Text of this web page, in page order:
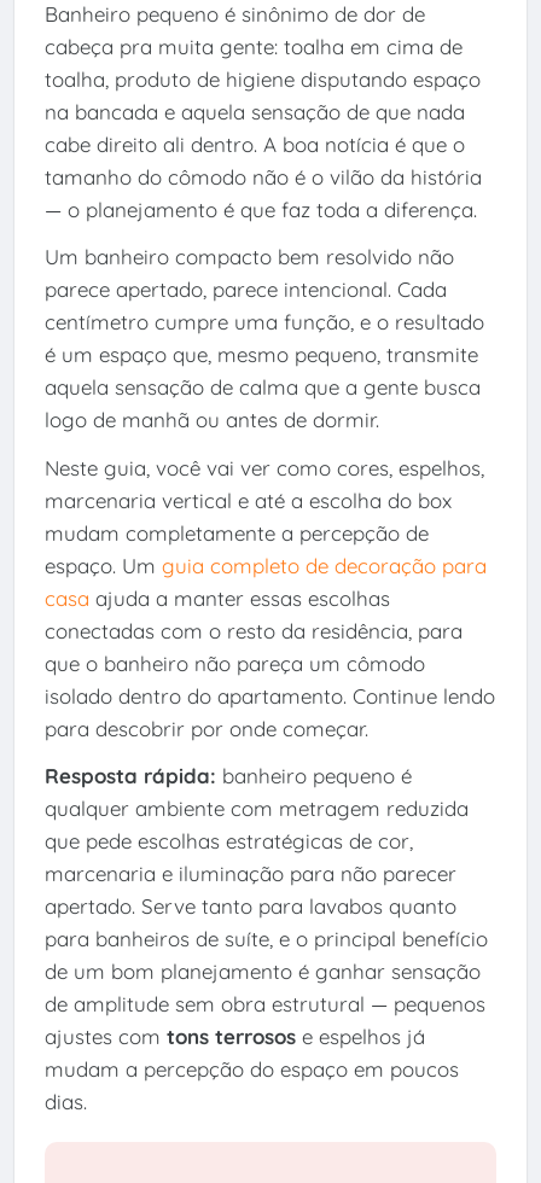
Banheiro pequeno é sinônimo de dor de
cabeça pra muita gente: toalha em cima de
toalha, produto de higiene disputando espaço
na bancada e aquela sensação de que nada
cabe direito ali dentro. A boa notícia é que o
tamanho do cômodo não é o vilão da história
— o planejamento é que faz toda a diferença.
Um banheiro compacto bem resolvido não
parece apertado, parece intencional. Cada
centímetro cumpre uma função, e o resultado
é um espaço que, mesmo pequeno, transmite
aquela sensação de calma que a gente busca
logo de manhã ou antes de dormir.
Neste guia, você vai ver como cores, espelhos,
marcenaria vertical e até a escolha do box
mudam completamente a percepção de
espaço. Um guia completo de decoração para
casa ajuda a manter essas escolhas
conectadas com o resto da residência, para
que o banheiro não pareça um cômodo
isolado dentro do apartamento. Continue lendo
para descobrir por onde começar.
Resposta rápida: banheiro pequeno é
qualquer ambiente com metragem reduzida
que pede escolhas estratégicas de cor,
marcenaria e iluminação para não parecer
apertado. Serve tanto para lavabos quanto
para banheiros de suíte, e o principal benefício
de um bom planejamento é ganhar sensação
de amplitude sem obra estrutural — pequenos
ajustes com tons terrosose espelhos já
mudam a percepção do espaço em poucos
dias.